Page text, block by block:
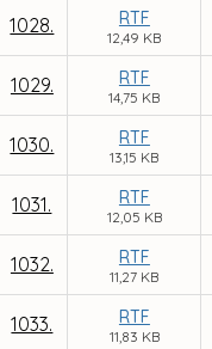
1028. RTF
12,49 KB
1029. RTF
14,75 KB
1030. RTF
13,15 KB
1031. RTF
12,05 KB
1032. RTF
11,27 KB
1033. RTF
11,83 KB